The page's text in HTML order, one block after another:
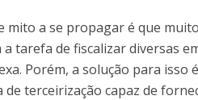
mito a se propagar é que
tarefa de fiscalizar diversas
Porém, a solução para isso
terceirização capaz de